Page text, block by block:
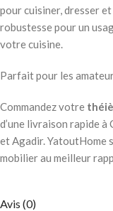
pour cuisiner, dresser
robustesse pour un
votre cuisine.
Parfait pour les
Commandez votre
d’une livraison rapide à
et Agadir. YatoutHome
mobilier au meilleur
Avis (0)